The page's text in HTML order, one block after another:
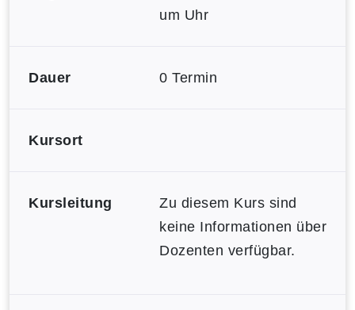
um Uhr
Dauer 0 Termin
Kursort
Kursleitung
Zu diesem Kurs sind
keine Informationen über
Dozenten verfügbar.